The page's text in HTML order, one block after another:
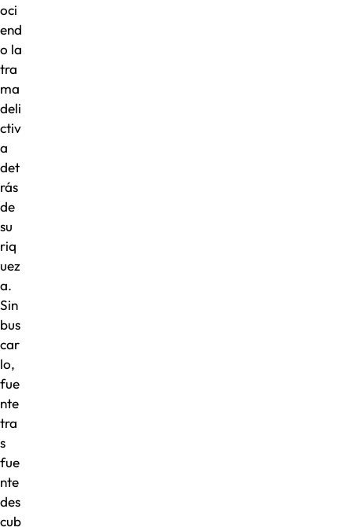
oci
end
o la
tra
ma
deli
ctiv
a
det
rás
de
su
riq
uez
a.
Sin
bus
car
lo,
fue
nte
tra
s
fue
nte
des
cub